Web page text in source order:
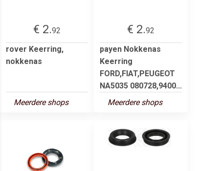
€ 2.92
rover Keerring,
nokkenas
Meerdere shops
€ 2.92
payen Nokkenas
Keerring
FORD,FIAT,PEUGEOT
NA5035 080728,9400...
Meerdere shops